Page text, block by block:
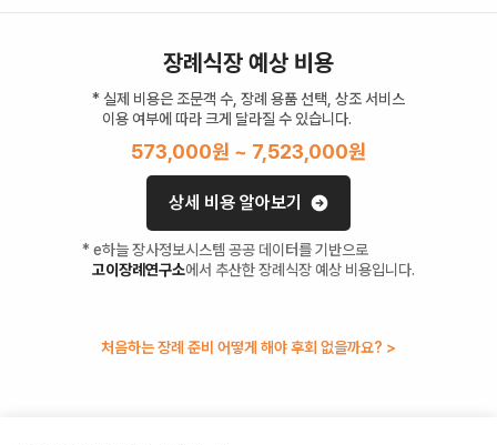
장례식장 예상 비용
* 실제 비용은 조문객 수, 장례 용품 선택, 상조 서비스
이용 여부에 따라 크게 달라질 수 있습니다.
573,000원 ~ 7,523,000원
상세 비용 알아보기
* e하늘 장사정보시스템 공공 데이터를 기반으로
고이장례연구소에서 추산한 장례식장 예상 비용입니다.
처음하는 장례 준비 어떻게 해야 후회 없을까요? >